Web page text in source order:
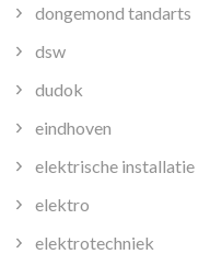
dongemond tandarts
dsw
dudok
eindhoven
elektrische installatie
elektro
elektrotechniek